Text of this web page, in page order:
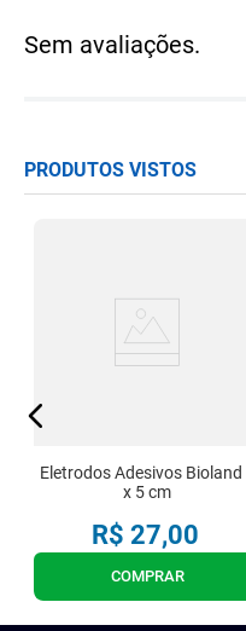
Sem avaliações.
PRODUTOS VISTOS
Eletrodos Adesivos Bioland
x 5 cm
R$ 27,00
COMPRAR